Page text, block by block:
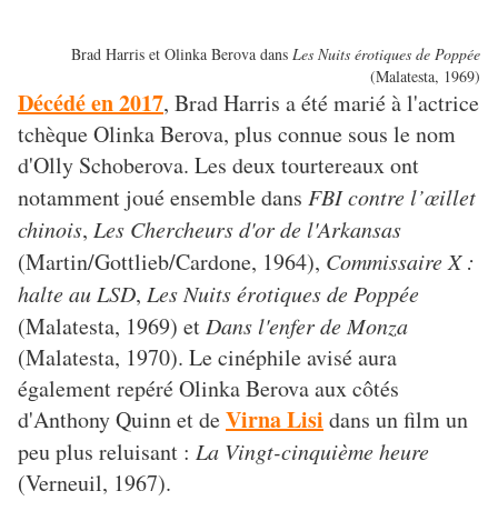
Brad Harris et Olinka Berova dans Les Nuits érotiques de Poppée
(Malatesta, 1969)
Décédé en 2017, Brad Harris a été marié à l'actrice
tchèque Olinka Berova, plus connue sous le nom
d'Olly Schoberova. Les deux tourtereaux ont
notamment joué ensemble dans FBI contre l’œillet
chinois, Les Chercheurs d'or de l'Arkansas
(Martin/Gottlieb/Cardone, 1964), Commissaire X :
halte au LSD, Les Nuits érotiques de Poppée
(Malatesta, 1969) et Dans l'enfer de Monza
(Malatesta, 1970). Le cinéphile avisé aura
également repéré Olinka Berova aux côtés
d'Anthony Quinn et deVirna Lisi dans un film un
peu plus reluisant : La Vingt-cinquième heure
(Verneuil, 1967).